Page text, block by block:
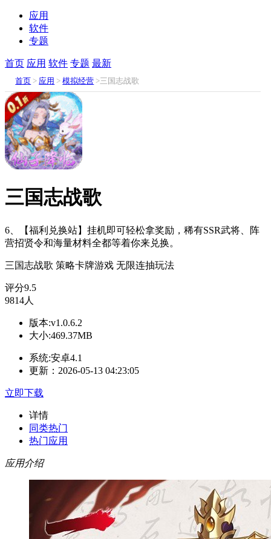
应用
软件
专题
首页 应用 软件 专题 最新
首页 > 应用 >模拟经营 >三国志战歌
三国志战歌
6、【福利兑换站】挂机即可轻松拿奖励，稀有SSR武将、阵
营招贤令和海量材料全都等着你来兑换。
三国志战歌 策略卡牌游戏 无限连抽玩法
评分9.5
9814人
版本:v1.0.6.2
大小:469.37MB
系统:安卓4.1
更新：2026-05-13 04:23:05
立即下载
详情
同类热门
热门应用
应用介绍